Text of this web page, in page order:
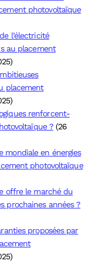
photovoltaïque
l’électricité
au placement
placement
renforcent-
? (26
mondiale en énergies
photovoltaïque
offre le marché du
prochaines années ?
proposées par